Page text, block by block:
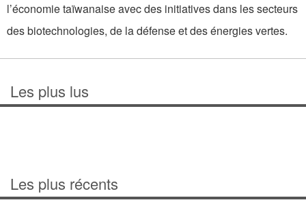
l’économie taïwanaise avec des initiatives dans les secteurs
des biotechnologies, de la défense et des énergies vertes.
Les plus lus
Les plus récents